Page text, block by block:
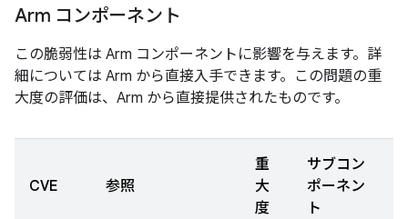
Arm コンポーネント
この脆弱性は Arm コンポーネントに影響を与えます。詳
細については Arm から直接入手できます。この問題の重
大度の評価は、Arm から直接提供されたものです。
CVE 参照
重
大
度
サブコン
ポーネン
ト